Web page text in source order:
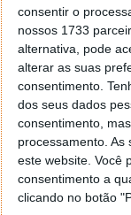
consentir o
nossos 1733
alternativa, pode
alterar as suas
consentimento.
dos seus dados
consentimento,
processamento. As
este website. Você
consentimento a
clicando no botão
de
original.
E,
por 1000
Depois de em
com tecnologia
aí. No próximo